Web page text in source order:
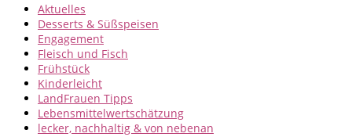
Aktuelles
Desserts & Süßspeisen
Engagement
Fleisch und Fisch
Frühstück
Kinderleicht
LandFrauen Tipps
Lebensmittelwertschätzung
lecker, nachhaltig & von nebenan